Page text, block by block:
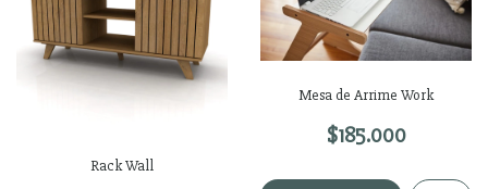
Rack Wall
Mesa de Arrime Work
$185.000